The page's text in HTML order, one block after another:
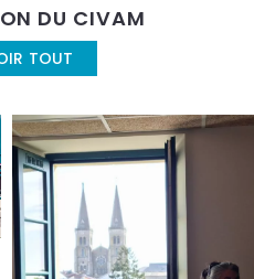
DU CIVAM
TOUT